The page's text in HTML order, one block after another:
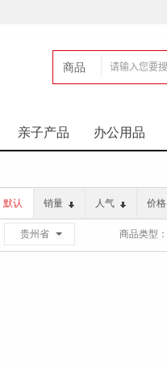
商品
亲子产品 办公用品
默认 销量 人气 价格
贵州省 商品类型：